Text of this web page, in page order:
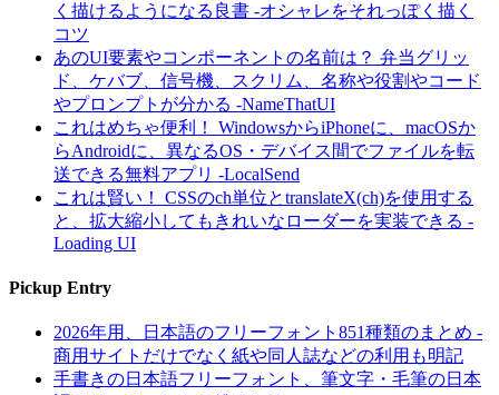
く描けるようになる良書 -オシャレをそれっぽく描く
コツ
あのUI要素やコンポーネントの名前は？ 弁当グリッ
ド、ケバブ、信号機、スクリム、名称や役割やコード
やプロンプトが分かる -NameThatUI
これはめちゃ便利！ WindowsからiPhoneに、macOSか
らAndroidに、異なるOS・デバイス間でファイルを転
送できる無料アプリ -LocalSend
これは賢い！ CSSのch単位とtranslateX(ch)を使用する
と、拡大縮小してもきれいなローダーを実装できる -
Loading UI
Pickup Entry
2026年用、日本語のフリーフォント851種類のまとめ -
商用サイトだけでなく紙や同人誌などの利用も明記
手書きの日本語フリーフォント、筆文字・毛筆の日本